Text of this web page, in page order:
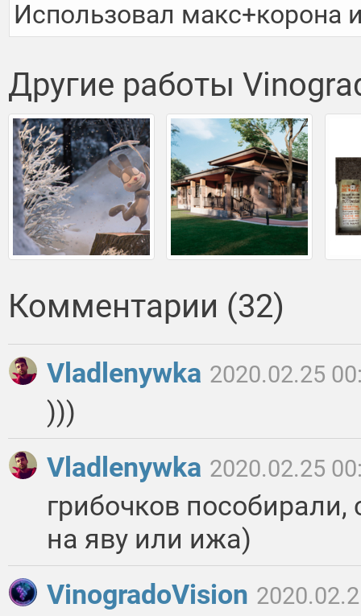
Использовал макс+корона
Другие работы
Комментарии (32)
Vladlenywka 2020.02.25
)))
Vladlenywka 2020.02.25
грибочков пособирали,
на яву или ижа)
VinogradoVision